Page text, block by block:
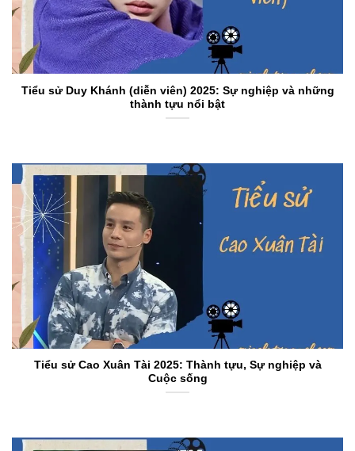
Tiểu sử Duy Khánh (diễn viên) 2025: Sự nghiệp và những
thành tựu nổi bật
Tiểu sử Cao Xuân Tài 2025: Thành tựu, Sự nghiệp và
Cuộc sống